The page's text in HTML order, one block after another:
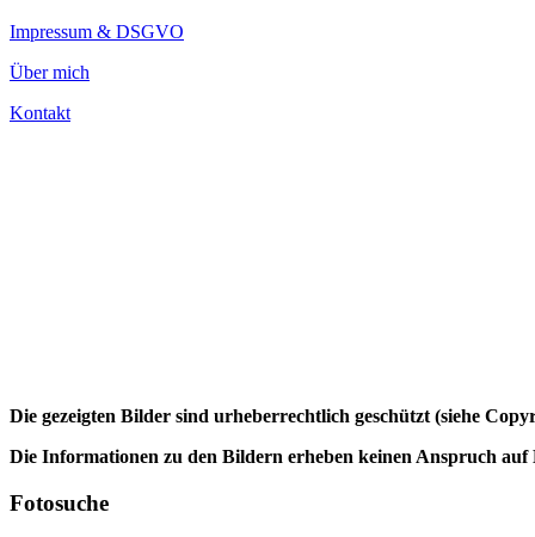
Impressum & DSGVO
Über mich
Kontakt
Die gezeigten Bilder sind urheberrechtlich geschützt (siehe
Die Informationen zu den Bildern erheben keinen Anspruch
Fotosuche